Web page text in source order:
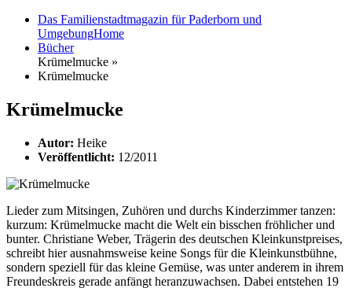
Das Familienstadtmagazin für Paderborn und
UmgebungHome
Bücher
Krümelmucke »
Krümelmucke
Krümelmucke
Autor: Heike
Veröffentlicht: 12/2011
Lieder zum Mitsingen, Zuhören und durchs Kinderzimmer tanzen:
kurzum: Krümelmucke macht die Welt ein bisschen fröhlicher und
bunter. Christiane Weber, Trägerin des deutschen Kleinkunstpreises,
schreibt hier ausnahmsweise keine Songs für die Kleinkunstbühne,
sondern speziell für das kleine Gemüse, was unter anderem in ihrem
Freundeskreis gerade anfängt heranzuwachsen. Dabei entstehen 19